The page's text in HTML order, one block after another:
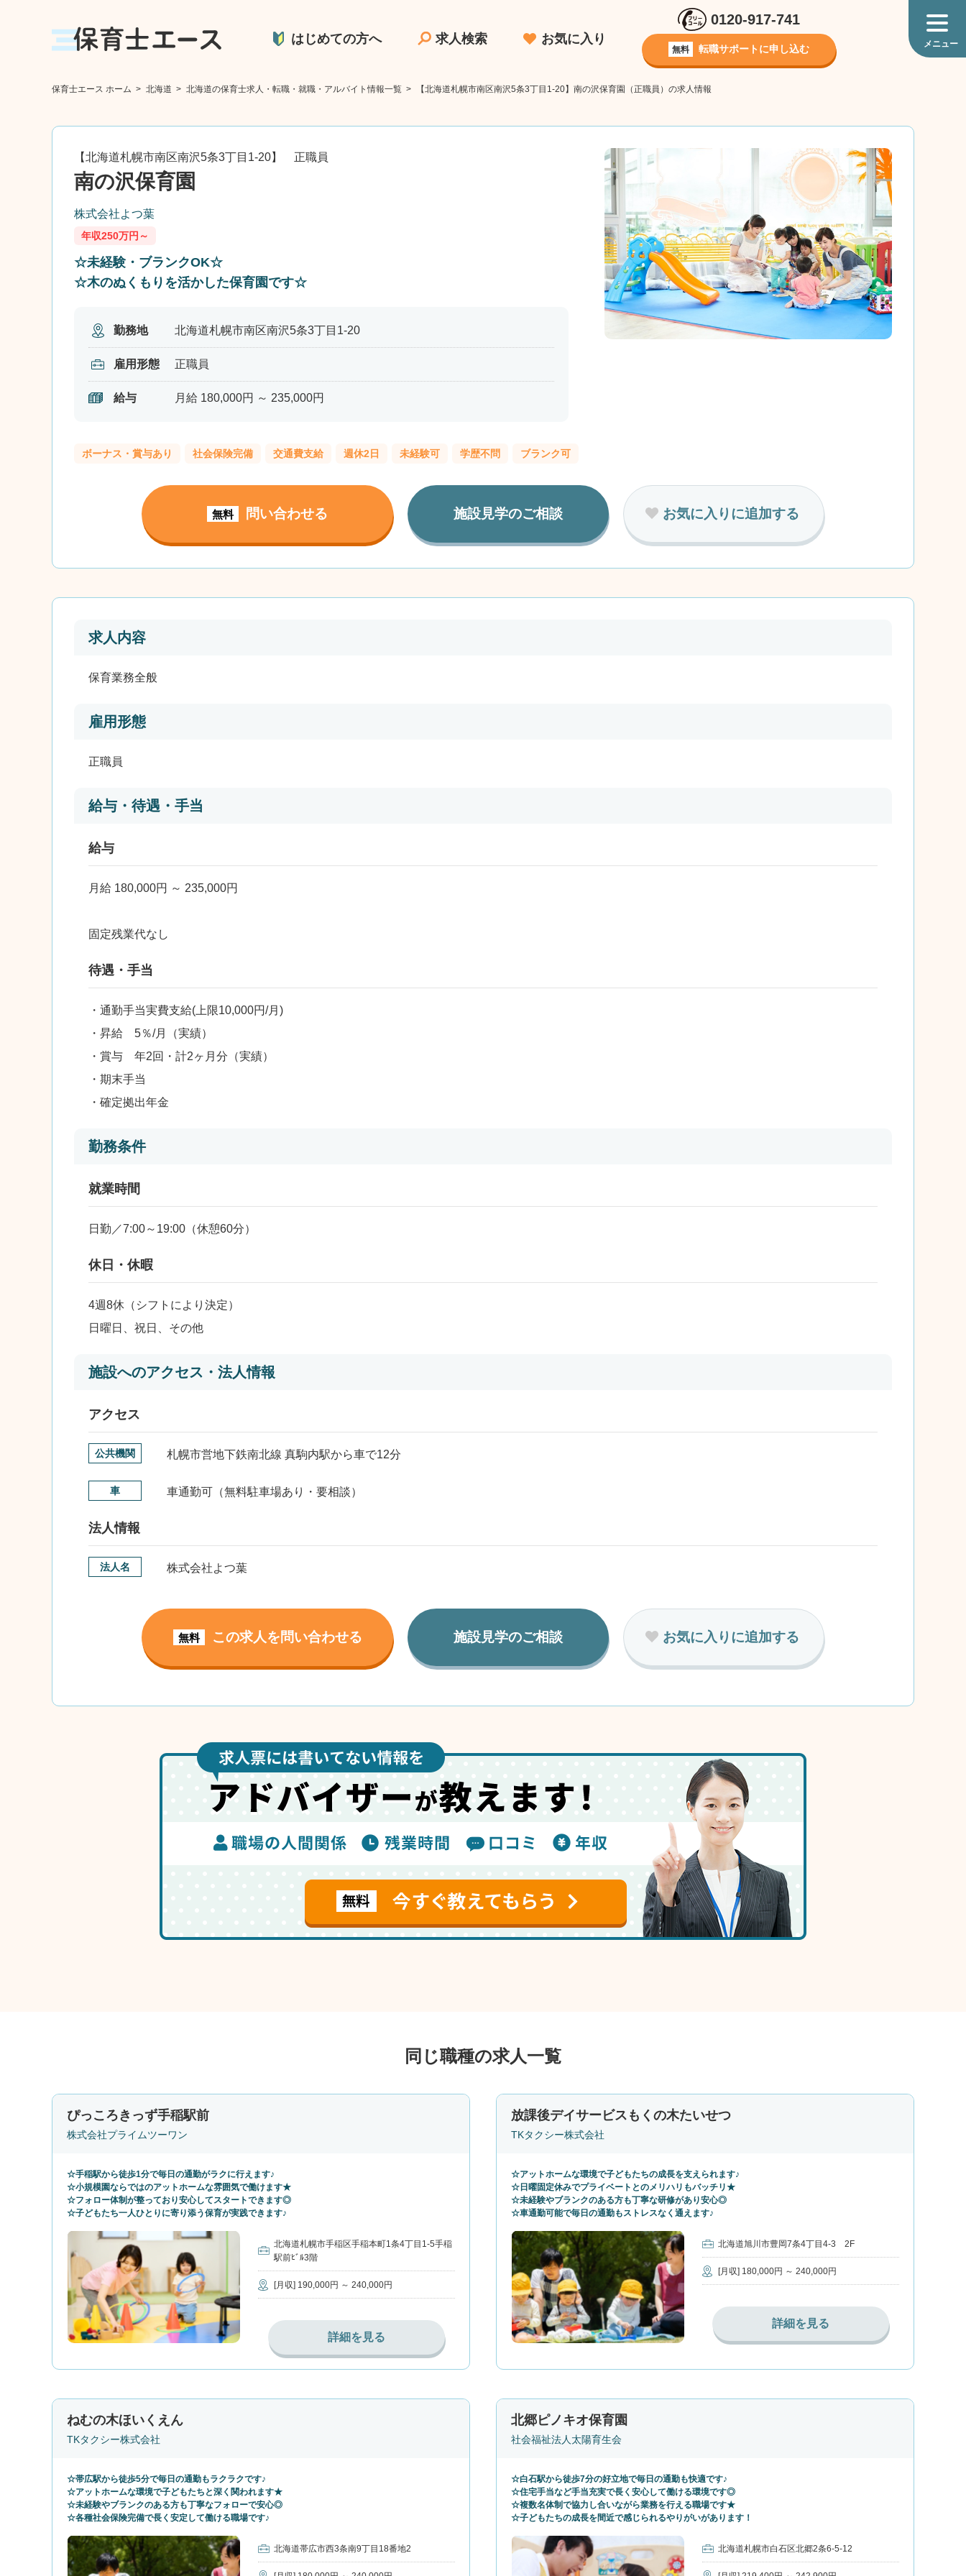
はじめての方へ 求人検索 お気に入り
0120-917-741
無料 転職サポートに申し込む
保育士エース ホーム > 北海道 > 北海道の保育士求人・転職・就職・アルバイト情報一覧 > 【北海道札幌市南区南沢5条3丁目1-20】南の沢保育園（正職員）の求人情報
☆未経験・ブランクOK☆
☆木のぬくもりを活かした保育園です☆
【北海道札幌市南区南沢5条3丁目1-20】 正職員
南の沢保育園
株式会社よつ葉
年収250万円～
勤務地 北海道札幌市南区南沢5条3丁目1-20
雇用形態 正職員
給与 月給 180,000円 ～ 235,000円
ボーナス・賞与あり 社会保険完備 交通費支給 週休2日 未経験可 学歴不問 ブランク可
無料 問い合わせる 施設見学のご相談 お気に入りに追加する
求人内容
保育業務全般
雇用形態
正職員
給与・待遇・手当
給与
月給 180,000円 ～ 235,000円
固定残業代なし
待遇・手当
・通勤手当実費支給(上限10,000円/月)
・昇給 5％/月（実績）
・賞与 年2回・計2ヶ月分（実績）
・期末手当
・確定拠出年金
勤務条件
就業時間
日勤／7:00～19:00（休憩60分）
休日・休暇
4週8休（シフトにより決定）
日曜日、祝日、その他
施設へのアクセス・法人情報
アクセス
公共機関 札幌市営地下鉄南北線 真駒内駅から車で12分
車 車通勤可（無料駐車場あり・要相談）
法人情報
法人名 株式会社よつ葉
無料 この求人を問い合わせる 施設見学のご相談 お気に入りに追加する
同じ職種の求人一覧
ぴっころきっず手稲駅前
株式会社プライムツーワン
☆手稲駅から徒歩1分で毎日の通勤がラクに行えます♪
☆小規模園ならではのアットホームな雰囲気で働けます★
☆フォロー体制が整っており安心してスタートできます◎
☆子どもたち一人ひとりに寄り添う保育が実践できます♪
北海道札幌市手稲区手稲本町1条4丁目1-5手稲
駅前ﾋﾞﾙ3階
[月収] 190,000円 ～ 240,000円
詳細を見る
放課後デイサービスもくの木たいせつ
TKタクシー株式会社
☆アットホームな環境で子どもたちの成長を支えられます♪
☆日曜固定休みでプライベートとのメリハリもバッチリ★
☆未経験やブランクのある方も丁寧な研修があり安心◎
☆車通勤可能で毎日の通勤もストレスなく通えます♪
北海道旭川市豊岡7条4丁目4-3 2F
[月収] 180,000円 ～ 240,000円
詳細を見る
ねむの木ほいくえん
TKタクシー株式会社
☆帯広駅から徒歩5分で毎日の通勤もラクラクです♪
☆アットホームな環境で子どもたちと深く関われます★
☆未経験やブランクのある方も丁寧なフォローで安心◎
☆各種社会保険完備で長く安定して働ける職場です♪
北海道帯広市西3条南9丁目18番地2
北郷ピノキオ保育園
社会福祉法人太陽育生会
☆白石駅から徒歩7分の好立地で毎日の通勤も快適です♪
☆住宅手当など手当充実で長く安心して働ける環境です◎
☆複数名体制で協力し合いながら業務を行える職場です★
☆子どもたちの成長を間近で感じられるやりがいがあります！
北海道札幌市白石区北郷2条6-5-12